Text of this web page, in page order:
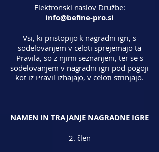
Elektronski naslov Družbe:
info@befine-pro.si
Vsi, ki pristopijo k nagradni igri, s
sodelovanjem v celoti sprejemajo ta
Pravila, so z njimi seznanjeni, ter se s
sodelovanjem v nagradni igri pod pogoji
kot iz Pravil izhajajo, v celoti strinjajo.
NAMEN IN TRAJANJE NAGRADNE IGRE
2. člen